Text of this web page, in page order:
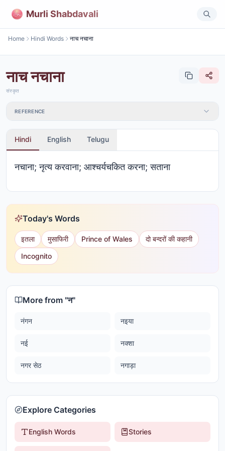
Murli Shabdavali
Home Hindi Words नाच नचाना
नाच नचाना
संस्कृत
REFERENCE
Hindi English Telugu
नचाना; नृत्य करवाना; आश्चर्यचकित करना; सताना
Today's Words
इतला मुसाफिरी Prince of Wales
दो बन्दरों की कहानी
Incognito
More from "न"
नंगन नइया
नई नक्शा
नगर सेठ नगाड़ा
Explore Categories
English Words Stories